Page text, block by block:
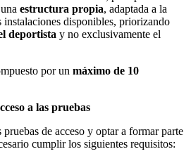
una estructura propia, adaptada a la
instalaciones disponibles, priorizando
deportista y no exclusivamente el
por un máximo de 10
a las pruebas
de acceso y optar a formar parte
cumplir los siguientes requisitos: